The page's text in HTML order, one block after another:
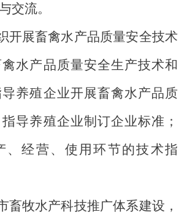
交流。
开展畜禽水产品质量安全技术
水产品质量安全生产技术和
养殖企业开展畜禽水产品质
导养殖企业制订企业标准；
、经营、使用环节的技术指
畜牧水产科技推广体系建设，